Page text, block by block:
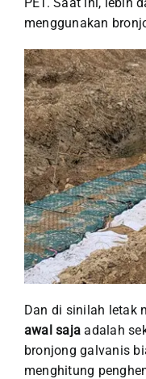
menggunakan
Dan di sinilah letak
awal saja adalah
bronjong galvanis
menghitung